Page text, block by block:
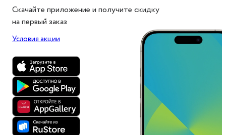
Скачайте приложение и получите скидку
на первый заказ
Условия акции